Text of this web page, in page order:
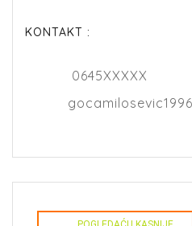
KONTAKT :
0645XXXXX